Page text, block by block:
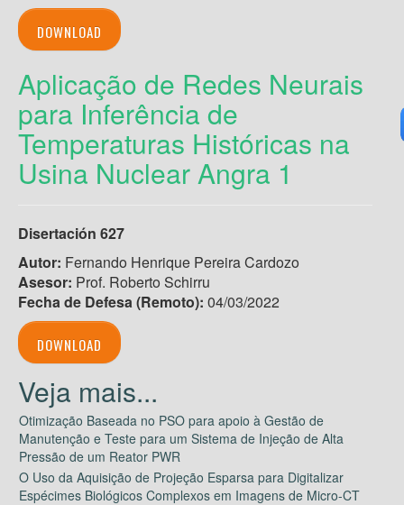
DOWNLOAD
Aplicação de Redes Neurais
para Inferência de
Temperaturas Históricas na
Usina Nuclear Angra 1
Disertación 627
Autor: Fernando Henrique Pereira Cardozo
Asesor: Prof. Roberto Schirru
Fecha de Defesa (Remoto): 04/03/2022
DOWNLOAD
Otimização Baseada no PSO para apoio à Gestão de
Manutenção e Teste para um Sistema de Injeção de Alta
Pressão de um Reator PWR
O Uso da Aquisição de Projeção Esparsa para Digitalizar
Espécimes Biológicos Complexos em Imagens de Micro-CT